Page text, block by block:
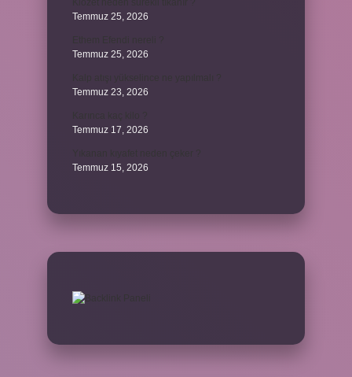
Temmuz 25, 2026
Temmuz 25, 2026
Temmuz 23, 2026
Temmuz 17, 2026
Temmuz 15, 2026